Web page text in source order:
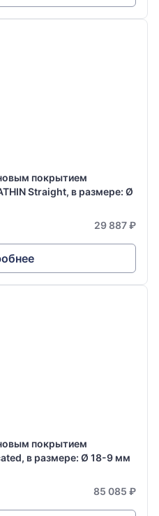
покрытием
Straight, в размере: Ø
29 887 ₽
покрытием
в размере: Ø 18-9 мм
85 085 ₽